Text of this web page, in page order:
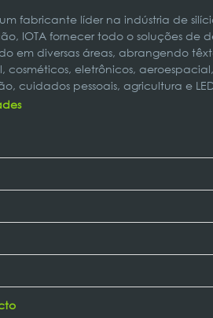
fabricante líder na indústria de
IOTA fornecer todo o soluções de
em diversas áreas, abrangendo
cosméticos, eletrônicos,
cuidados pessoais, agricultura e